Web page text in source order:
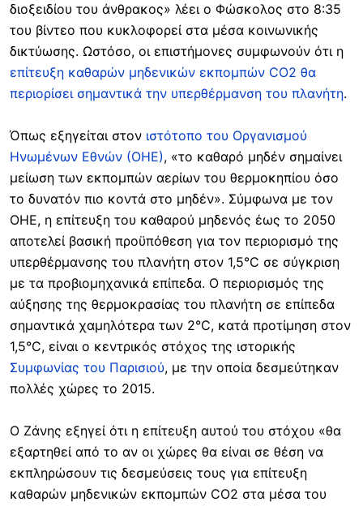
διοξειδίου του άνθρακος» λέει ο Φώσκολος στο 8:35
του βίντεο που κυκλοφορεί στα μέσα κοινωνικής
δικτύωσης. Ωστόσο, οι επιστήμονες συμφωνούν ότι η
επίτευξη καθαρών μηδενικών εκπομπών CO2 θα
περιορίσει σημαντικά την υπερθέρμανση του πλανήτη.
Όπως εξηγείται στον ιστότοπο του Οργανισμού
Ηνωμένων Εθνών (ΟΗΕ), «το καθαρό μηδέν σημαίνει
μείωση των εκπομπών αερίων του θερμοκηπίου όσο
το δυνατόν πιο κοντά στο μηδέν». Σύμφωνα με τον
ΟΗΕ, η επίτευξη του καθαρού μηδενός έως το 2050
αποτελεί βασική προϋπόθεση για τον περιορισμό της
υπερθέρμανσης του πλανήτη στον 1,5°C σε σύγκριση
με τα προβιομηχανικά επίπεδα. Ο περιορισμός της
αύξησης της θερμοκρασίας του πλανήτη σε επίπεδα
σημαντικά χαμηλότερα των 2°C, κατά προτίμηση στον
1,5°C, είναι ο κεντρικός στόχος της ιστορικής
Συμφωνίας του Παρισιού, με την οποία δεσμεύτηκαν
πολλές χώρες το 2015.
Ο Ζάνης εξηγεί ότι η επίτευξη αυτού του στόχου «θα
εξαρτηθεί από το αν οι χώρες θα είναι σε θέση να
εκπληρώσουν τις δεσμεύσεις τους για επίτευξη
καθαρών μηδενικών εκπομπών CO2 στα μέσα του